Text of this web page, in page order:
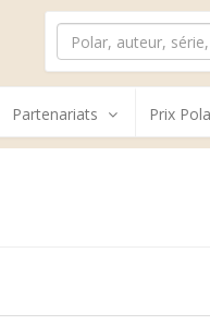
Partenariats Prix